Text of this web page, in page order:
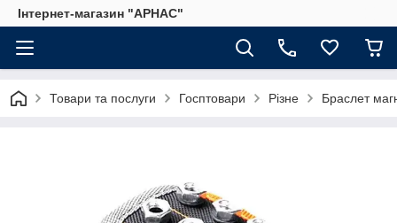
Інтернет-магазин "АРНАС"
Товари та послуги Госптовари Різне Браслет